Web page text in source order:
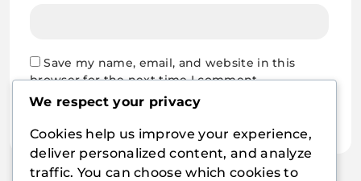
Save my name, email, and website in this
browser for the next time I comment.
We respect your privacy
Cookies help us improve your experience,
deliver personalized content, and analyze
traffic. You can choose which cookies to